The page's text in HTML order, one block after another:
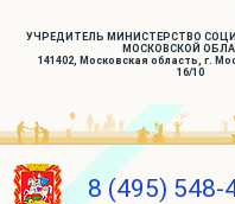
УЧРЕДИТЕЛЬ МИНИСТЕРСТВО
МОСКОВСКОЙ
141402, Московская область, г.
16/10
8 (495) 548-